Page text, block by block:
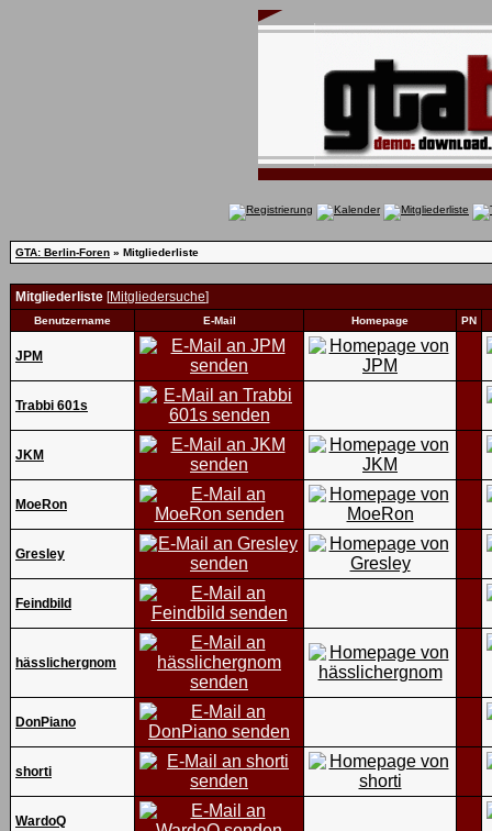
GTA: Berlin-Foren » Mitgliederliste
Mitgliederliste [Mitgliedersuche]
Benutzername E-Mail Homepage PN
JPM
Trabbi 601s
JKM
MoeRon
Gresley
Feindbild
hässlichergnom
DonPiano
shorti
WardoQ